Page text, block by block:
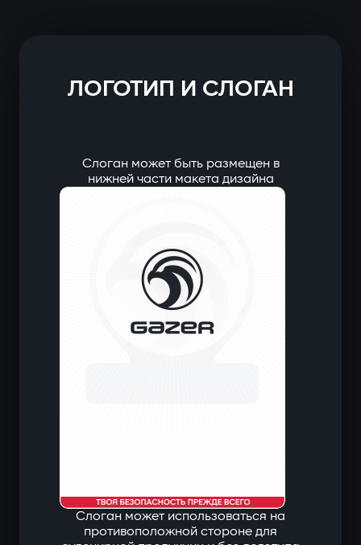
ЛОГОТИП И СЛОГАН
Слоган может быть размещен в
нижней части макета дизайна
Слоган может использоваться на
противоположной стороне для